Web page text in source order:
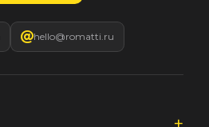
hello@romatti.ru